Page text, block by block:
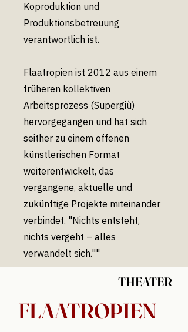
Koproduktion und
Produktionsbetreuung
verantwortlich ist.
Flaatropien ist 2012 aus einem
früheren kollektiven
Arbeitsprozess (Supergiù)
hervorgegangen und hat sich
seither zu einem offenen
künstlerischen Format
weiterentwickelt, das
vergangene, aktuelle und
zukünftige Projekte miteinander
verbindet. "Nichts entsteht,
nichts vergeht – alles
verwandelt sich.""
THEATER
FLAATROPIEN